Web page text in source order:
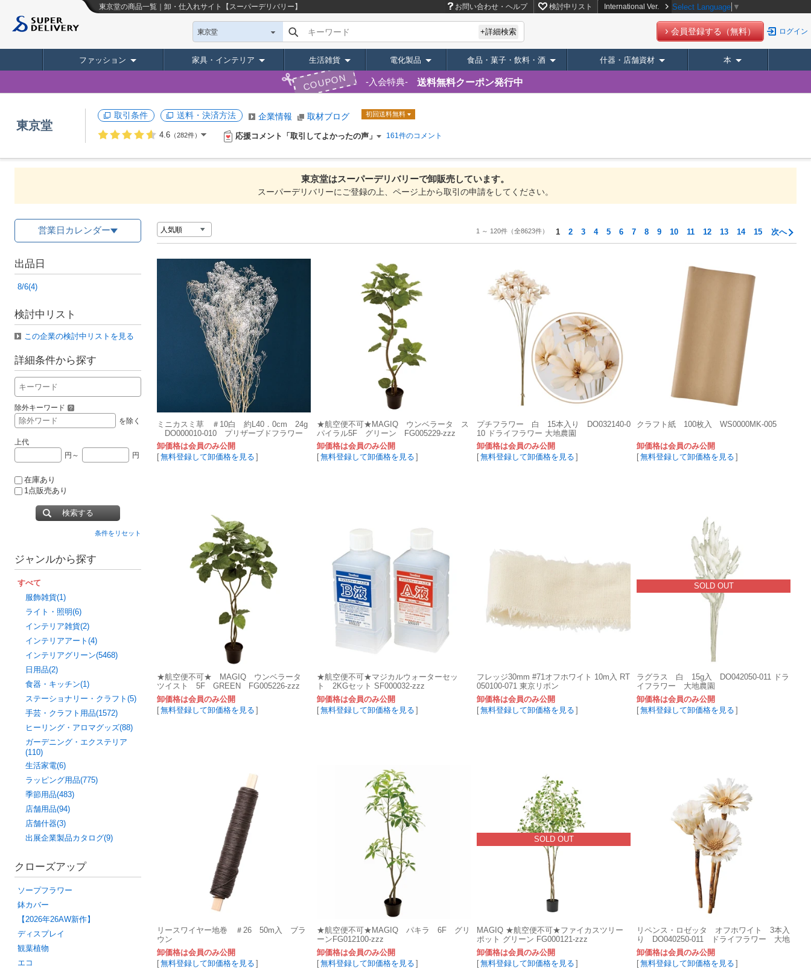
東京堂の商品一覧｜卸・仕入れサイト【スーパーデリバリー】 お問い合わせ・ヘルプ 検討中リスト International Ver. Select Language ▼
東京堂 キーワード +詳細検索 会員登録する（無料） ログイン
ファッション 家具・インテリア 生活雑貨 電化製品 食品・菓子・飲料・酒 什器・店舗資材 本
COUPON 入会特典 送料無料クーポン発行中
東京堂
取引条件 送料・決済方法 企業情報 取材ブログ 初回送料無料
4.6（282件） 応援コメント「取引してよかったの声」 161件のコメント
東京堂はスーパーデリバリーで卸販売しています。
スーパーデリバリーにご登録の上、ページ上から取引の申請をしてください。
営業日カレンダー
出品日
8/6(4)
検討中リスト
この企業の検討中リストを見る
詳細条件から探す
除外キーワード
を除く
上代
円～
円
在庫あり
1点販売あり
検索する
条件をリセット
ジャンルから探す
すべて
服飾雑貨(1)
ライト・照明(6)
インテリア雑貨(2)
インテリアアート(4)
インテリアグリーン(5468)
日用品(2)
食器・キッチン(1)
ステーショナリー・クラフト(5)
手芸・クラフト用品(1572)
ヒーリング・アロマグッズ(88)
ガーデニング・エクステリア
(110)
生活家電(6)
ラッピング用品(775)
季節用品(483)
店舗用品(94)
店舗什器(3)
出展企業製品カタログ(9)
クローズアップ
ソープフラワー
鉢カバー
【2026年26AW新作】
ディスプレイ
観葉植物
エコ
1 ～ 120件（全8623件） 1 2 3 4 5 6 7 8 9 10 11 12 13 14 15 次へ
ミニカスミ草 ＃10白 約L40．0cm 24g
DO000010-010 プリザーブドフラワー
大地農園
卸価格は会員のみ公開
[無料登録して卸価格を見る ]
★航空便不可★MAGIQ ウンベラータ ス
パイラル5F グリーン FG005229-zzz
卸価格は会員のみ公開
[無料登録して卸価格を見る ]
プチフラワー 白 15本入り DO032140-0
10 ドライフラワー 大地農園
卸価格は会員のみ公開
[無料登録して卸価格を見る ]
クラフト紙 100枚入 WS0000MK-005
卸価格は会員のみ公開
[無料登録して卸価格を見る ]
★航空便不可★ MAGIQ ウンベラータ
ツイスト 5F GREEN FG005226-zzz
卸価格は会員のみ公開
[無料登録して卸価格を見る ]
★航空便不可★マジカルウォーターセッ
ト 2KGセット SF000032-zzz
卸価格は会員のみ公開
[無料登録して卸価格を見る ]
フレッジ30mm #71オフホワイト 10m入 RT
050100-071 東京リボン
卸価格は会員のみ公開
[無料登録して卸価格を見る ]
SOLD OUT
ラグラス 白 15g入 DO042050-011 ドラ
イフラワー 大地農園
卸価格は会員のみ公開
[無料登録して卸価格を見る ]
リースワイヤー地巻 ＃26 50m入 ブラ
ウン
卸価格は会員のみ公開
[無料登録して卸価格を見る ]
★航空便不可★MAGIQ パキラ 6F グリ
ーンFG012100-zzz
卸価格は会員のみ公開
[無料登録して卸価格を見る ]
SOLD OUT
MAGIQ ★航空便不可★ファイカスツリー
ポット グリーン FG000121-zzz
卸価格は会員のみ公開
[無料登録して卸価格を見る ]
リペンス・ロゼッタ オフホワイト 3本入
り DO040250-011 ドライフラワー 大地
農園
卸価格は会員のみ公開
[無料登録して卸価格を見る ]